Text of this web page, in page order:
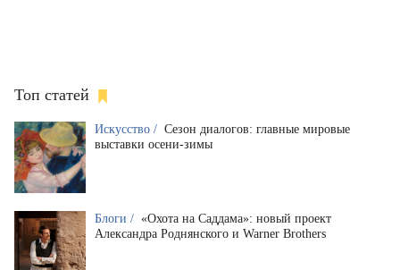
Топ статей
Искусство / Сезон диалогов: главные мировые
выставки осени-зимы
Блоги / «Охота на Саддама»: новый проект
Александра Роднянского и Warner Brothers